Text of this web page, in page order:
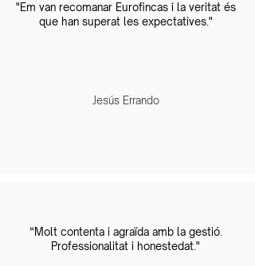
"Em van recomanar Eurofincas i la veritat és
que han superat les expectatives."
Jesús Errando
“Molt contenta i agraïda amb la gestió.
Professionalitat i honestedat."